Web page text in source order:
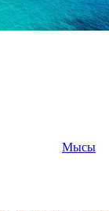
Мысы